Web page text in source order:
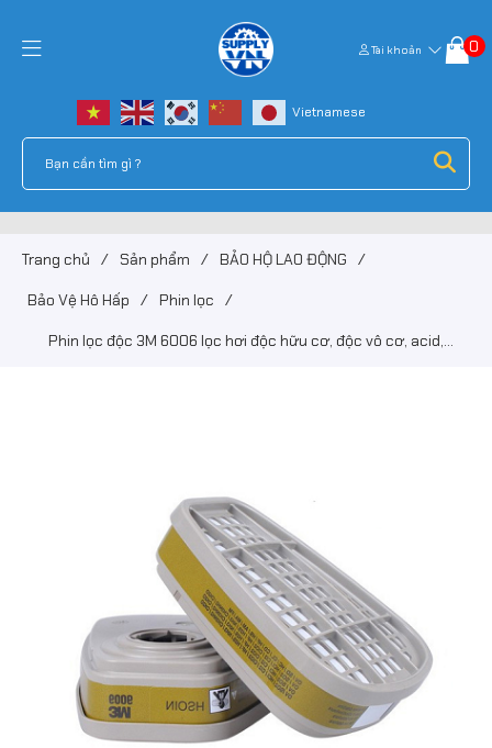
Tài khoản 0
Trang chủ / Sản phẩm / BẢO HỘ LAO ĐỘNG /
Bảo Vệ Hô Hấp / Phin lọc /
Phin lọc độc 3M 6006 lọc hơi độc hữu cơ, độc vô cơ, acid,